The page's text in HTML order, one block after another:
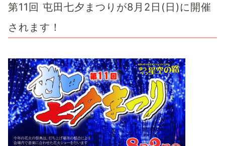
第11回 屯田七夕まつりが8月2日(日)に開催
されます！